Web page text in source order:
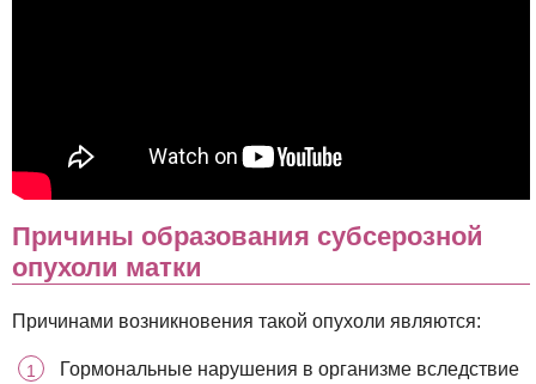
Причины образования субсерозной
опухоли матки
Причинами возникновения такой опухоли являются:
Гормональные нарушения в организме вследствие